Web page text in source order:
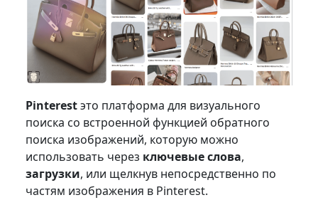
Pinterestэто платформа для визуального
поиска со встроенной функцией обратного
поиска изображений, которую можно
использовать через ключевые слова,
загрузки, или щелкнув непосредственно по
частям изображения в Pinterest.